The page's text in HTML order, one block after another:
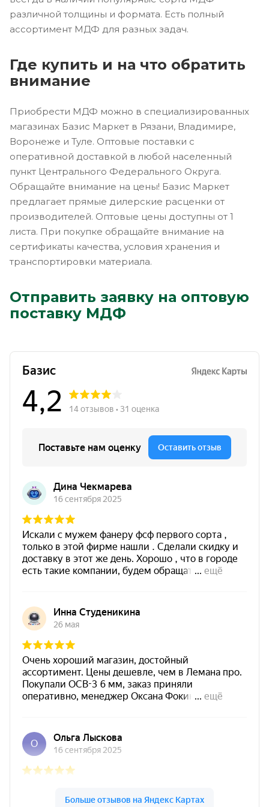
различной толщины и формата. Есть полный
ассортимент МДФ для разных задач.
Где купить и на что обратить
внимание
Приобрести МДФ можно в специализированных
магазинах Базис Маркет в Рязани, Владимире,
Воронеже и Туле. Оптовые поставки с
оперативной доставкой в любой населенный
пункт Центрального Федерального Округа.
Обращайте внимание на цены! Базис Маркет
предлагает прямые дилерские расценки от
производителей. Оптовые цены доступны от 1
листа. При покупке обращайте внимание на
сертификаты качества, условия хранения и
транспортировки материала.
Отправить заявку на оптовую
поставку МДФ